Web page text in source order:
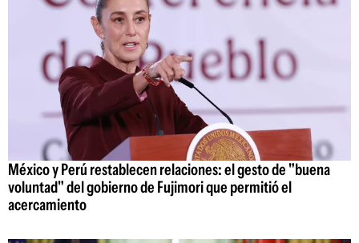
México y Perú restablecen relaciones: el gesto de "buena
voluntad" del gobierno de Fujimori que permitió el
acercamiento